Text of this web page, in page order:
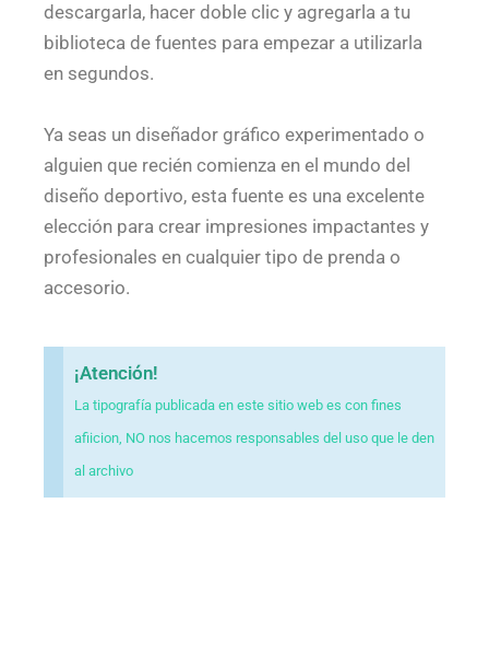
descargarla, hacer doble clic y agregarla a tu
biblioteca de fuentes para empezar a utilizarla
en segundos.
Ya seas un diseñador gráfico experimentado o
alguien que recién comienza en el mundo del
diseño deportivo, esta fuente es una excelente
elección para crear impresiones impactantes y
profesionales en cualquier tipo de prenda o
accesorio.
¡Atención!
La tipografía publicada en este sitio web es con fines
afiicion, NO nos hacemos responsables del uso que le den
al archivo